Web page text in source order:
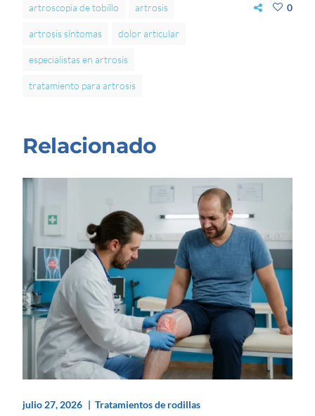
artroscopia de tobillo artrosis
artrosis síntomas dolor articular
especialistas en artrosis
tratamiento para artrosis
0
Relacionado
julio 27, 2026 Tratamientos de rodillas